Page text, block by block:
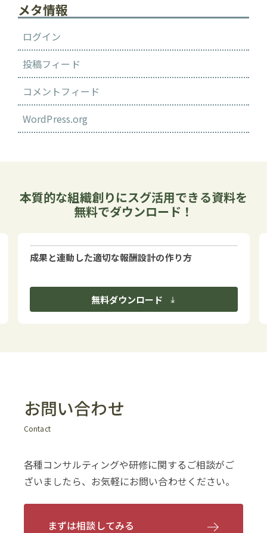
メタ情報
ログイン
投稿フィード
コメントフィード
WordPress.org
本質的な組織創りにスグ活用できる資料を
無料でダウンロード！
成果と連動した適切な報酬設計の作り方
無料ダウンロード
お問い合わせ
Contact
各種コンサルティングや研修に関するご相談がご
ざいましたら、お気軽にお問い合わせください。
まずは相談してみる